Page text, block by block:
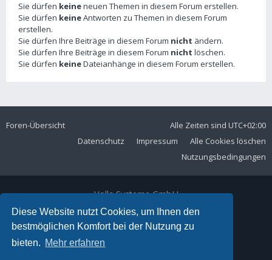
Diese Website nutzt Cookies, um Ihnen den
bestmöglichen Komfort bei der Nutzung zu
bieten. Mehr erfahren
Sie dürfen keineneuen Themen in diesem Forum erstellen.
Sie dürfen keineAntworten zu Themen in diesem Forum
erstellen.
Sie dürfen Ihre Beiträge in diesem Forum nicht ändern.
Sie dürfen Ihre Beiträge in diesem Forum nicht löschen.
Sie dürfen keineDateianhänge in diesem Forum erstellen.
Foren-Übersicht Alle Zeiten sind UTC+02:00
Alle Cookies löschen
Impressum
Datenschutz
Nutzungsbedingungen
Volla Systeme GmbH
Kölner Straße 102
42897 Remscheid
Telefon:+49 2191 59897 61
E-Mail: